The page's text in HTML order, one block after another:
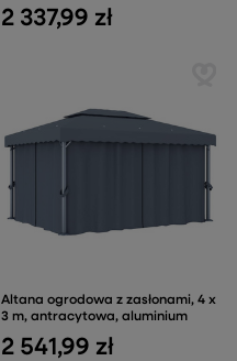
2 337,99 zł
Altana ogrodowa z zasłonami, 4 x
3 m, antracytowa, aluminium
2 541,99 zł